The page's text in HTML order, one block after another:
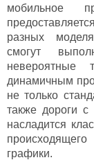
мобильное
разных
смогут
невероятные
динамичным
не только
также дороги
насладится
графики.